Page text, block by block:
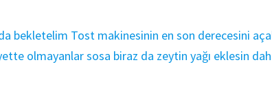
bekletelim Tost makinesinin en son derecesini
olmayanlar sosa biraz da zeytin yağı eklesin